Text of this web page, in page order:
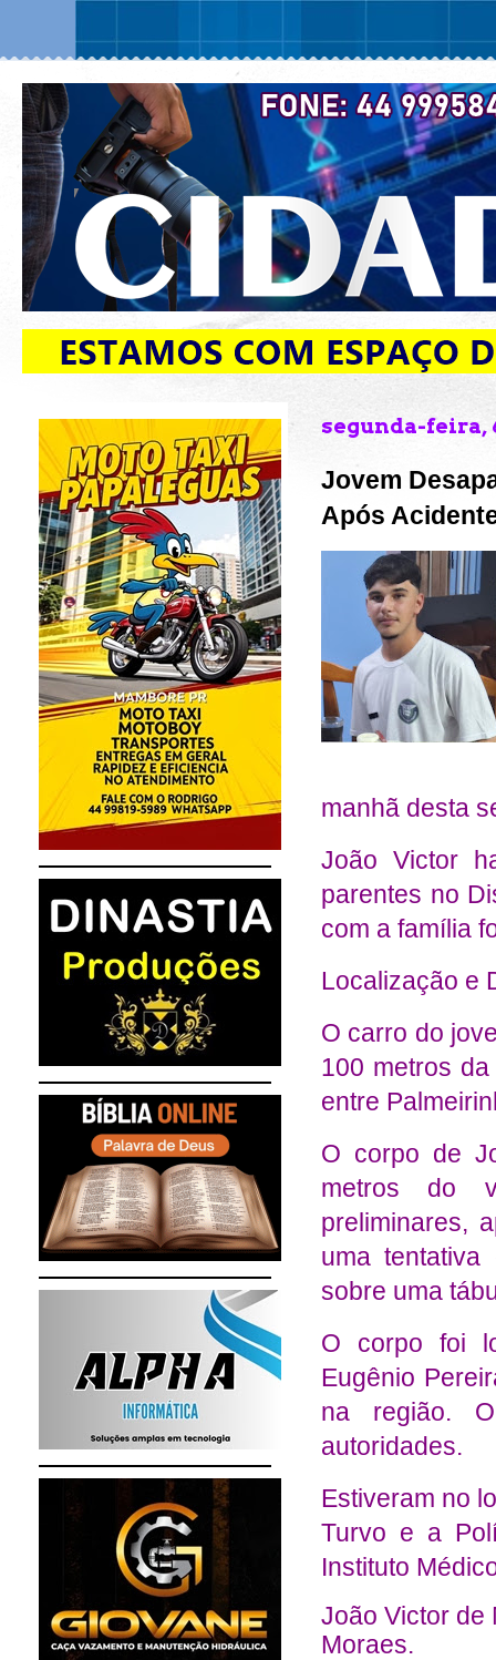
segunda-feira,
Jovem
Após
manhã desta
João Victor
parentes no
com a família
Localização e
O carro do
100 metros
entre
O corpo de
metros do
preliminares,
uma tentativa
sobre uma
O corpo foi
Eugênio
na região.
autoridades.
Estiveram no
Turvo e a
Instituto
João Victor de
Moraes.